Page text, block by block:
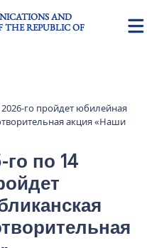
AND
REPUBLIC OF
го пройдет юбилейная
акция «Наши
го по 14